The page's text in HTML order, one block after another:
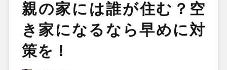
親の家には誰が住む？空
き家になるなら早めに対
策を！